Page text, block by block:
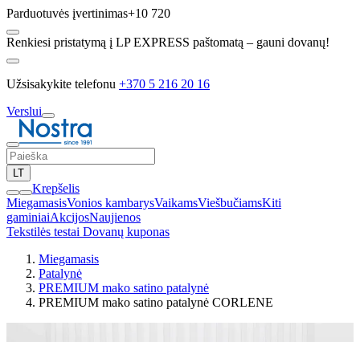
Parduotuvės įvertinimas+10 720
Renkiesi pristatymą į LP EXPRESS paštomatą – gauni dovanų!
Užsisakykite telefonu +370 5 216 20 16
Verslui
LT
Krepšelis
MiegamasisVonios kambarysVaikamsViešbučiamsKiti
gaminiaiAkcijosNaujienos
Tekstilės testai Dovanų kuponas
Miegamasis
Patalynė
PREMIUM mako satino patalynė
PREMIUM mako satino patalynė CORLENE